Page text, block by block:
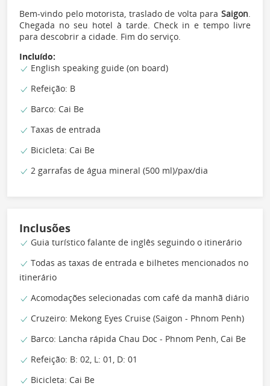
Bem-vindo pelo motorista, traslado de volta para Saigon.
Chegada no seu hotel à tarde. Check in e tempo livre
para descobrir a cidade. Fim do serviço.
Incluído:
English speaking guide (on board)
Refeição: B
Barco: Cai Be
Taxas de entrada
Bicicleta: Cai Be
2 garrafas de água mineral (500 ml)/pax/dia
Inclusões
Guia turístico falante de inglês seguindo o itinerário
Todas as taxas de entrada e bilhetes mencionados no
itinerário
Acomodações selecionadas com café da manhã diário
Cruzeiro: Mekong Eyes Cruise (Saigon - Phnom Penh)
Barco: Lancha rápida Chau Doc - Phnom Penh, Cai Be
Refeição: B: 02, L: 01, D: 01
Bicicleta: Cai Be